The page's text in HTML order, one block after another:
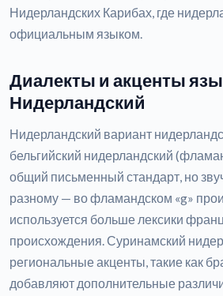
Нидерландских Карибах, где
официальным языком.
Диалекты и акценты
Нидерландский
Нидерландский вариант
бельгийский нидерландский
общий письменный стандарт, но
разному — во фламандском «g»
используется больше лексики
происхождения. Суринамский
региональные акценты, такие как
добавляют дополнительные